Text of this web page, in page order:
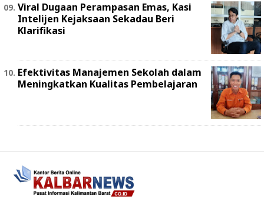
Viral Dugaan Perampasan Emas, Kasi
Intelijen Kejaksaan Sekadau Beri
Klarifikasi
Efektivitas Manajemen Sekolah dalam
Meningkatkan Kualitas Pembelajaran